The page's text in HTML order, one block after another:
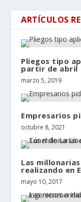
ARTÍCULOS
Pliegos tipo
partir de abril
marzo 5, 2019
Empresarios
octubre 8, 2021
Las
realizando en
mayo 10, 2017